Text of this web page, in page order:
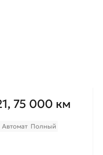
75 000 км
Автомат Полный